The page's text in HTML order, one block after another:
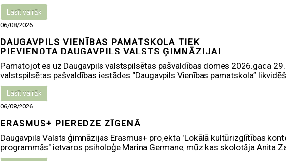
Lasīt vairāk
06/08/2026
DAUGAVPILS VIENĪBAS PAMATSKOLA TIEK
PIEVIENOTA DAUGAVPILS VALSTS ĢIMNĀZIJAI
Pamatojoties uz Daugavpils valstspilsētas pašvaldības domes 2026.gada
valstspilsētas pašvaldības iestādes “Daugavpils Vienības pamatskola”
Lasīt vairāk
06/08/2026
ERASMUS+ PIEREDZE ZĪGENĀ
Daugavpils Valsts ģimnāzijas Erasmus+ projekta "Lokālā kultūrizglītības
programmās" ietvaros psiholoģe Marina Germane, mūzikas skolotāja Anita